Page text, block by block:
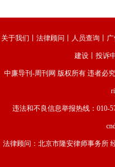
关于我们 法律顾问 人员查询
建设丨 投诉
中廉导刊-周刊网 版权所有 违者必
违法和不良信息举报热线：010-
法律顾问：北京市隆安律师事务所